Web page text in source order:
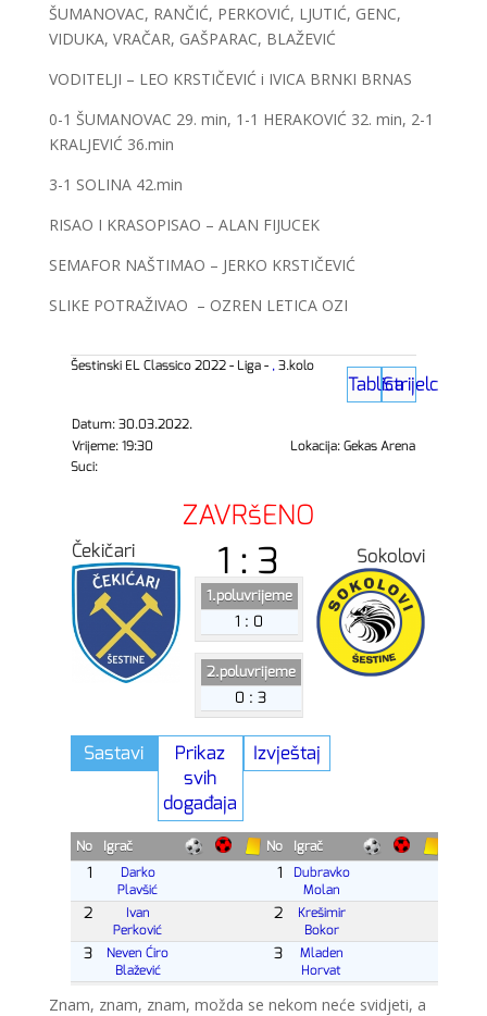
ŠUMANOVAC, RANČIĆ, PERKOVIĆ, LJUTIĆ, GENC,
VIDUKA, VRAČAR, GAŠPARAC, BLAŽEVIĆ
VODITELJI – LEO KRSTIČEVIĆ i IVICA BRNKI BRNAS
0-1 ŠUMANOVAC 29. min, 1-1 HERAKOVIĆ 32. min, 2-1
KRALJEVIĆ 36.min
3-1 SOLINA 42.min
RISAO I KRASOPISAO – ALAN FIJUCEK
SEMAFOR NAŠTIMAO – JERKO KRSTIČEVIĆ
SLIKE POTRAŽIVAO – OZREN LETICA OZI
Znam, znam, znam, možda se nekom neće svidjeti, a